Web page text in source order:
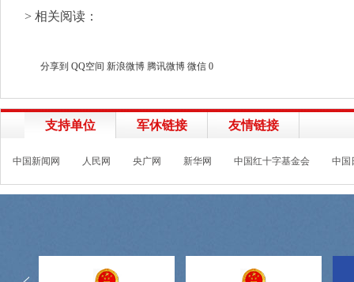
> 相关阅读：
分享到 QQ空间 新浪微博 腾讯微博 微信 0
支持单位 军休链接 友情链接
中国新闻网 人民网 央广网 新华网 中国红十字基金会 中国